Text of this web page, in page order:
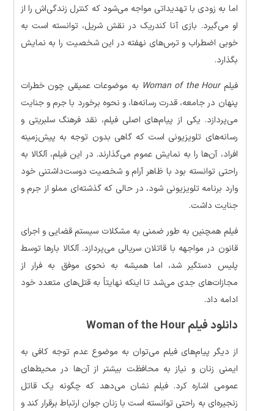
اما به زودی با تهدیداتی مواجه می‌شود که کنترل زندگی‌اش را از
او می‌گیرد. بازی آنا کندریک در نقش شریل، توانسته است به
خوبی اضطراب و ترس‌های نهفته در این شخصیت را به نمایش
بگذارد.
فیلمWoman of the Hour به موضوعات عمیقی چون خطرات
پنهان در جامعه، قدرت رسانه‌ها، و نحوه برخورد با جرم و جنایت
می‌پردازد. یکی از پیام‌های اصلی فیلم، نقد فرهنگ سلبریتی و
رسانه‌های تلویزیونی است که گاهی بدون توجه به پیش‌زمینه
افراد، آن‌ها را به نمایش عموم می‌گذارند. در این فیلم، آلکالا به
راحتی توانسته بود با ظاهر آرام و شخصیت دوست‌داشتنی خود
وارد برنامه تلویزیونی شود، در حالی که گذشته‌ای مملو از جرم و
جنایت داشت.
فیلم همچنین به طور ضمنی به مشکلات سیستم قضایی و اجرای
قانون در مواجهه با قاتلان سریالی می‌پردازد. آلکالا بارها توسط
پلیس دستگیر شد، اما همیشه به نحوی موفق به فرار از
مجازات‌های جدی می‌شد تا اینکه نهایتاً به قتل‌های متعدد خود
ادامه داد.
دانلود فیلم Woman of the Hour
از دیگر پیام‌های فیلم می‌توان به موضوع عدم توجه کافی به
ایمنی زنان و نیاز به محافظت بیشتر از آن‌ها در محیط‌های
عمومی اشاره کرد. فیلم نشان می‌دهد که چگونه یک قاتل
زنجیره‌ای به راحتی توانسته است با زنان جوان ارتباط برقرار کند و